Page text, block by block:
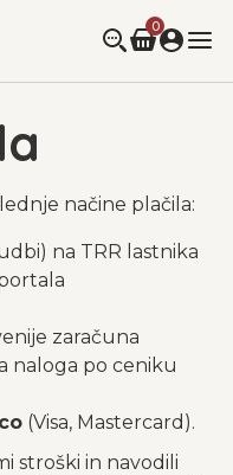
0
načine plačila:
na TRR lastnika
zaračuna
naloga po ceniku
(Visa, Mastercard).
stroški in navodili